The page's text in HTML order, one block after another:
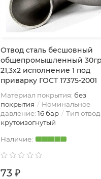
Отвод сталь бесшовный
общепромышленный
21,3х2 исполнение 1 под
приварку ГОСТ 17375-2001
Материал покрытия: без
покрытия
Номинальное
давление: 16 бар
Тип
крутоизогнутый
73 ₽